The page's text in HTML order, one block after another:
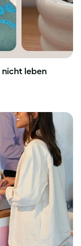
nicht leben